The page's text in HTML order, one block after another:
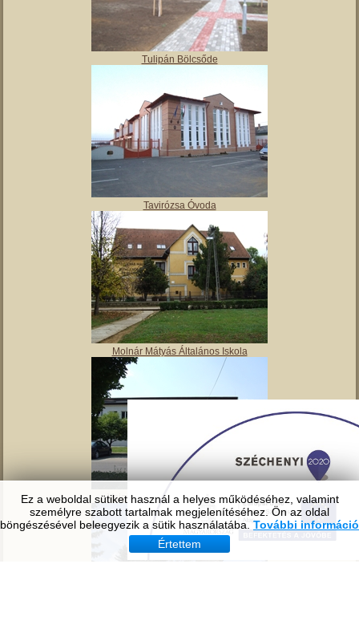
Ez a weboldal sütiket használ a helyes működéséhez, valamint
személyre szabott tartalmak megjelenítéséhez. Ön az oldal
böngészésével beleegyezik a sütik használatába. További információ
Értettem
Polgármesteri hivatal
Tulipán Bölcsőde
Molnár Mátyás Általános Iskola